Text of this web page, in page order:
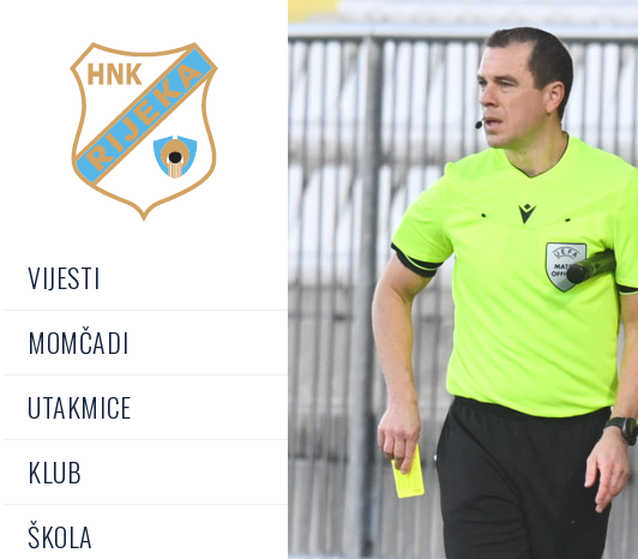
VIJESTI
MOMČADI
UTAKMICE
KLUB
ŠKOLA